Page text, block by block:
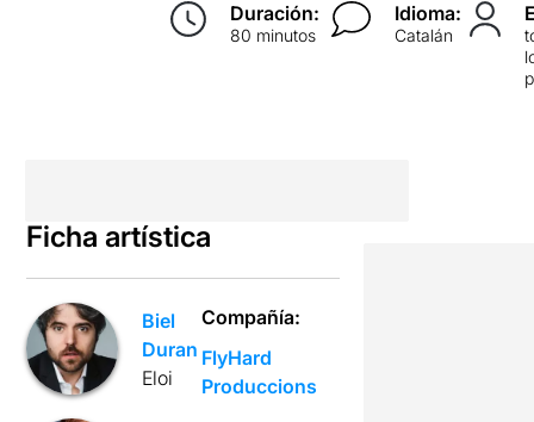
Duración:
80 minutos
Idioma:
Catalán
Ficha artística
Biel
Duran
Eloi
Compañía:
FlyHard
Produccions